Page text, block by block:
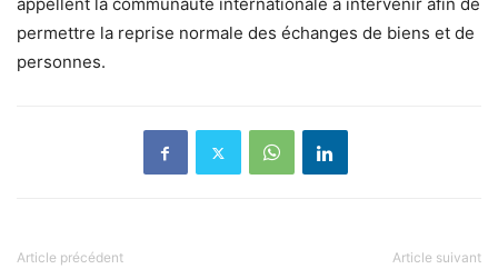
appellent la communauté internationale à intervenir afin de
permettre la reprise normale des échanges de biens et de
personnes.
Article précédent Article suivant